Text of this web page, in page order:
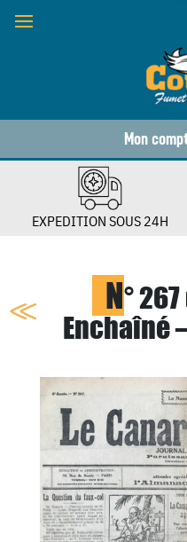
Mon
EXPEDITION SOUS 24H
N°
Enchaîné